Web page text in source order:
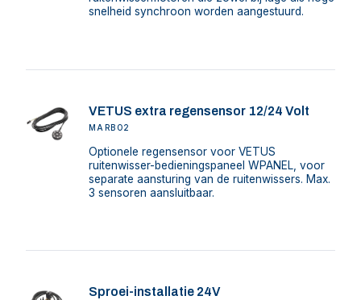
snelheid synchroon worden aangestuurd.
VETUS extra regensensor 12/24 Volt
MARBO2
Optionele regensensor voor VETUS
ruitenwisser-bedieningspaneel WPANEL, voor
separate aansturing van de ruitenwissers. Max.
3 sensoren aansluitbaar.
Sproei-installatie 24V